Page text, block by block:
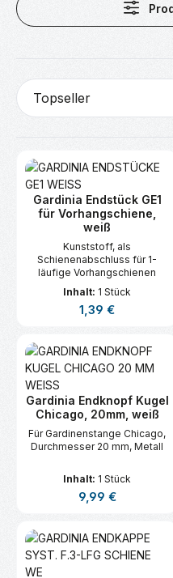
Gardinia Endstück GE1
für Vorhangschiene,
weiß
Kunststoff, als
Schienenabschluss für 1-
läufige Vorhangschienen
Inhalt: 1 Stück
Regulärer Preis:
1,39 €
Gardinia Endknopf Kugel
Chicago, 20mm, weiß
Für Gardinenstange Chicago,
Durchmesser 20 mm, Metall
Inhalt: 1 Stück
Regulärer Preis:
9,99 €